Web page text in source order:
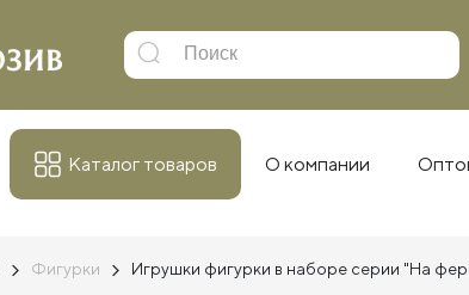
Каталог товаров О компании
Фигурки Игрушки фигурки в наборе серии "На